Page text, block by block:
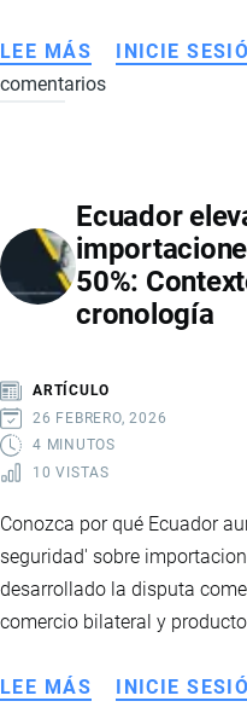
LEE MÁS SOBRE
LA
DECLARADA
ILEGAL
POR
LA
LA
PUERTA
A
DEVOLUCIONES
ECUADOR
INICIE
comentarios
Ecuador
50%:
cronología
ARTÍCULO
26 FEBRERO, 2026
4 MINUTOS
10 VISTAS
Conozca por qué Ecuador
seguridad' sobre
desarrollado la disputa
comercio bilateral y
LEE MÁS SOBRE
INICIE